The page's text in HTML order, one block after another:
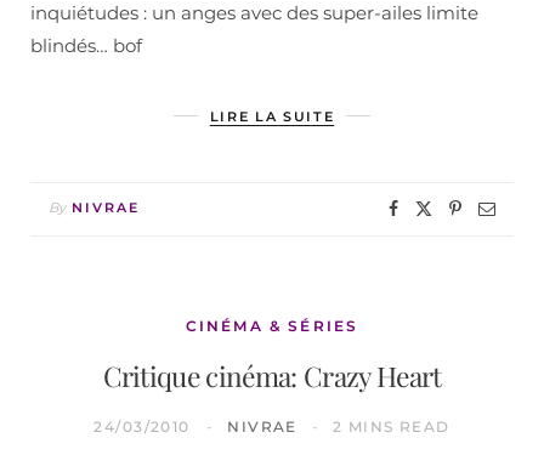
inquiétudes : un anges avec des super-ailes limite
blindés… bof
LIRE LA SUITE
By NIVRAE
CINÉMA & SÉRIES
Critique cinéma: Crazy Heart
24/03/2010 NIVRAE 2 MINS READ